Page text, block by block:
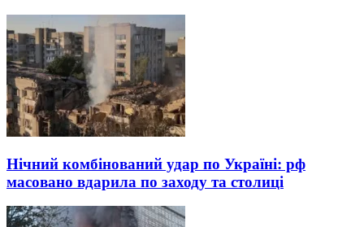
Нічний комбінований удар по Україні: рф
масовано вдарила по заходу та столиці